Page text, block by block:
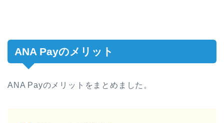
ANA Payのメリット
ANA Payのメリットをまとめました。